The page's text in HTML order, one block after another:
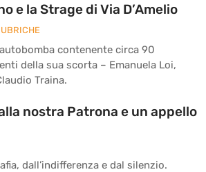
e la Strage di Via D’Amelio
contenente circa 90
della sua scorta – Emanuela Loi,
Traina.
nostra Patrona e un appello
dall’indifferenza e dal silenzio.